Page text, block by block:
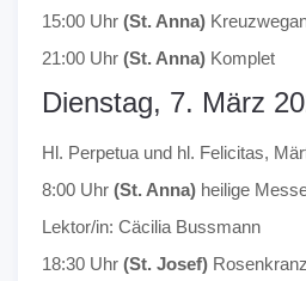
15:00 Uhr (St. Anna)
21:00 Uhr (St. Anna) Komplet
Dienstag, 7. März
Hl. Perpetua und hl. Felicitas,
8:00 Uhr (St. Anna) heilige
Lektor/in: Cäcilia Bussmann
18:30 Uhr (St. Josef)